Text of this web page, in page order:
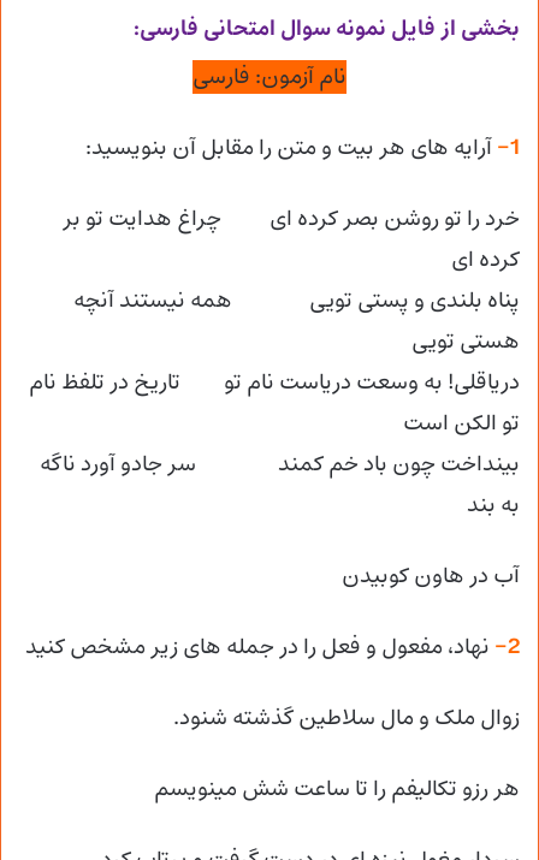
بخشی از فایل نمونه سوال امتحانی فارسی:
نام آزمون: فارسی
1- آرایه های هر بیت و متن را مقابل آن بنویسید:
خرد را تو روشن بصر کرده ای چراغ هدایت تو بر
کرده ای
پناه بلندی و پستی تویی همه نیستند آنچه
هستی تویی
دریاقلی! به وسعت دریاست نام تو تاریخ در تلفظ نام
تو الکن است
بینداخت چون باد خم کمند سر جادو آورد ناگه
به بند
آب در هاون کوبیدن
2- نهاد، مفعول و فعل را در جمله های زیر مشخص کنید
زوال ملک و مال سلاطین گذشته شنود.
هر رزو تکالیفم را تا ساعت شش مینویسم